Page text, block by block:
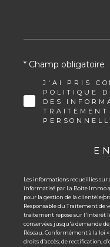
J'AI PRIS
POLITIQUE
DES
TRAITEMENT
* Champ obligatoire
Les informations recueillies
informatisé par La Boite Immo
pour la gestion de la clientèle/
Responsable du Traitement de
traitement repose sur l'intérêt
conservées jusqu'à demande
Réseau. Conformément à la loi
droits d’accès, de rectification,